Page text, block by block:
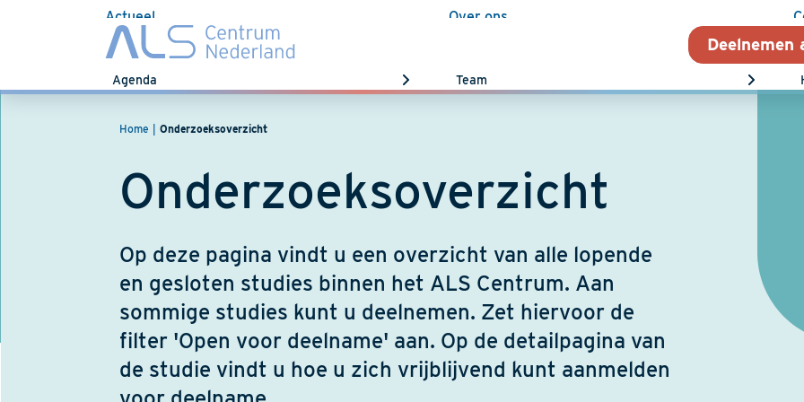
Deelnemen
Kennisbank
Actueel
Nieuws
Agenda
Over ons
Team
Home Onderzoeksoverzicht
Onderzoeksoverzicht
Op deze pagina vindt u een overzicht van alle lopende
en gesloten studies binnen het ALS Centrum. Aan
sommige studies kunt u deelnemen. Zet hiervoor de
filter 'Open voor deelname' aan. Op de detailpagina van
de studie vindt u hoe u zich vrijblijvend kunt aanmelden